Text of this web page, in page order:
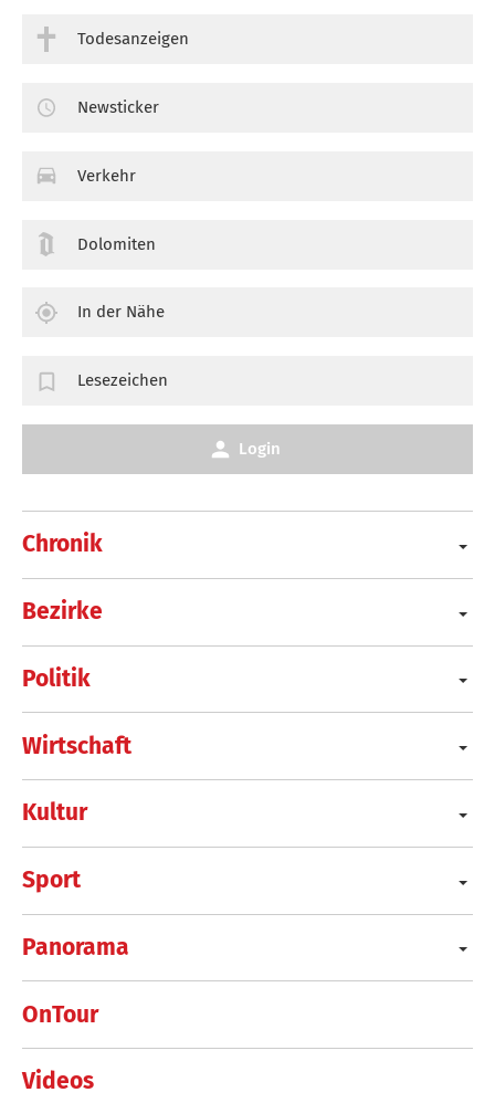
Chronik
Bezirke
Politik
Wirtschaft
Kultur
Sport
Panorama
OnTour
Videos
Todesanzeigen
Newsticker
Verkehr
Dolomiten
In der Nähe
Lesezeichen
Login